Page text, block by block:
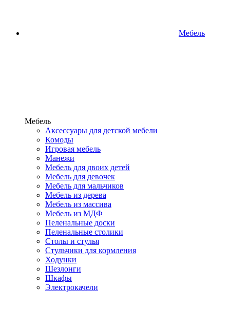
Мебель
Мебель
Аксессуары для детской мебели
Комоды
Игровая мебель
Манежи
Мебель для двоих детей
Мебель для девочек
Мебель для мальчиков
Мебель из дерева
Мебель из массива
Мебель из МДФ
Пеленальные доски
Пеленальные столики
Столы и стулья
Стульчики для кормления
Ходунки
Шезлонги
Шкафы
Электрокачели